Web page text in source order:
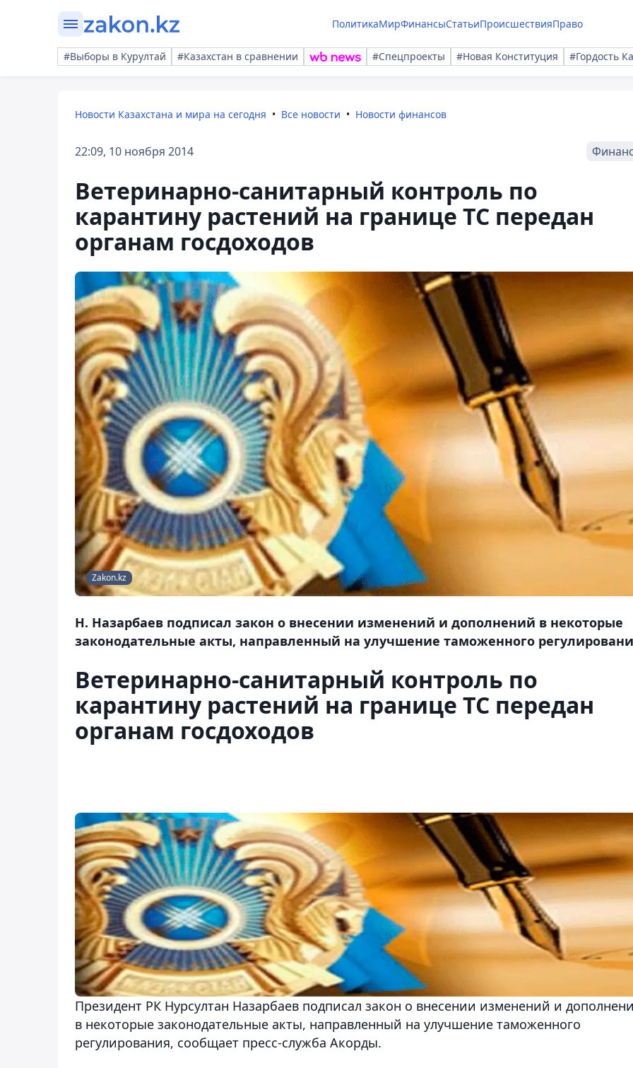
ПолитикаМирФинансыСтатьиПроисшествияПраво
#Выборы в Курултай #Казахстан в сравнении #Спецпроекты #Новая Конституция #Гордость
Новости Казахстана и мира на сегодня Все новости Новости финансов
22:09, 10 ноября 2014
Ветеринарно-санитарный контроль по
карантину растений на границе ТС передан
органам госдоходов
Zakon.kz
Н. Назарбаев подписал закон о внесении изменений и дополнений в некоторые
законодательные акты, направленный на улучшение таможенного
Ветеринарно-санитарный контроль по
карантину растений на границе ТС передан
органам госдоходов
Президент РК Нурсултан Назарбаев подписал закон о внесении изменений и
в некоторые законодательные акты, направленный на улучшение таможенного
регулирования, сообщает пресс-служба Акорды.